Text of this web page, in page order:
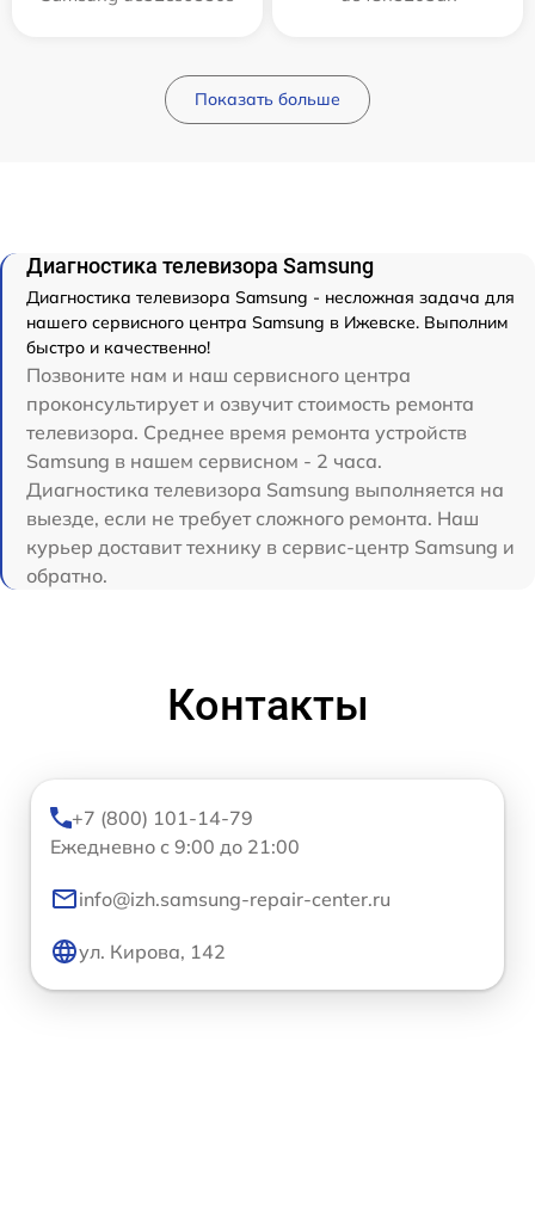
Показать больше
Диагностика телевизора Samsung
Диагностика телевизора Samsung - несложная задача для
нашего сервисного центра Samsung в Ижевске. Выполним
быстро и качественно!
Позвоните нам и наш сервисного центра
проконсультирует и озвучит стоимость ремонта
телевизора. Среднее время ремонта устройств
Samsung в нашем сервисном - 2 часа.
Диагностика телевизора Samsung выполняется на
выезде, если не требует сложного ремонта. Наш
курьер доставит технику в сервис-центр Samsung и
обратно.
Контакты
+7 (800) 101-14-79
Ежедневно с 9:00 до 21:00
info@izh.samsung-repair-center.ru
ул. Кирова, 142